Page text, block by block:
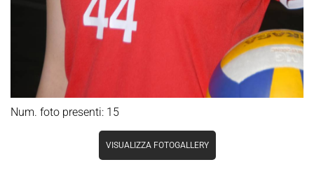
Num. foto presenti: 15
VISUALIZZA FOTOGALLERY